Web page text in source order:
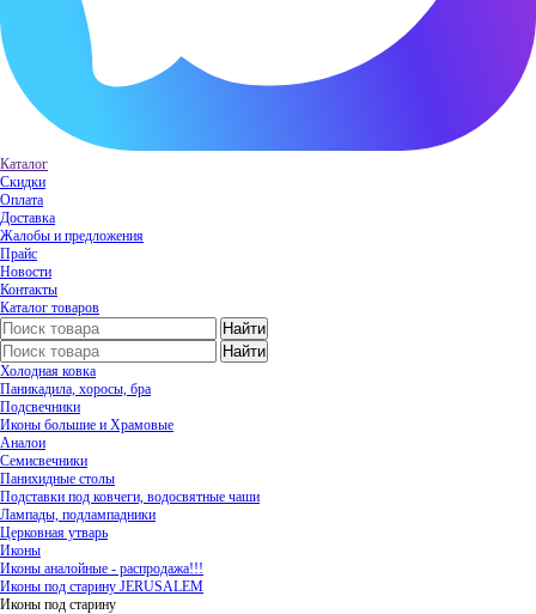
Каталог
Скидки
Оплата
Доставка
Жалобы и предложения
Прайс
Новости
Контакты
Каталог товаров
Холодная ковка
Паникадила, хоросы, бра
Подсвечники
Иконы большие и Храмовые
Аналои
Семисвечники
Панихидные столы
Подставки под ковчеги, водосвятные чаши
Лампады, подлампадники
Церковная утварь
Иконы
Иконы аналойные - распродажа!!!
Иконы под старину JERUSALEM
Иконы под старину